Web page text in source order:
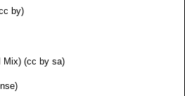
by)
Mix) (cc by sa)